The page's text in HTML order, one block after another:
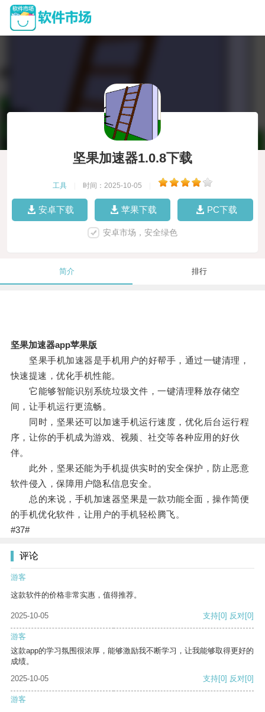
坚果加速器1.0.8下载
工具 时间：2025-10-05
安卓下载 苹果下载 PC下载
安卓市场，安全绿色
简介 排行
坚果加速器app苹果版
坚果手机加速器是手机用户的好帮手，通过一键清理，
快速提速，优化手机性能。
它能够智能识别系统垃圾文件，一键清理释放存储空
间，让手机运行更流畅。
同时，坚果还可以加速手机运行速度，优化后台运行程
序，让你的手机成为游戏、视频、社交等各种应用的好伙
伴。
此外，坚果还能为手机提供实时的安全保护，防止恶意
软件侵入，保障用户隐私信息安全。
总的来说，手机加速器坚果是一款功能全面，操作简便
的手机优化软件，让用户的手机轻松腾飞。
#37#
评论
游客
这款软件的价格非常实惠，值得推荐。
2025-10-05 支持[0] 反对[0]
游客
这款app的学习氛围很浓厚，能够激励我不断学习，让我能够取得更好的
成绩。
2025-10-05
支持[0] 反对[0]
游客